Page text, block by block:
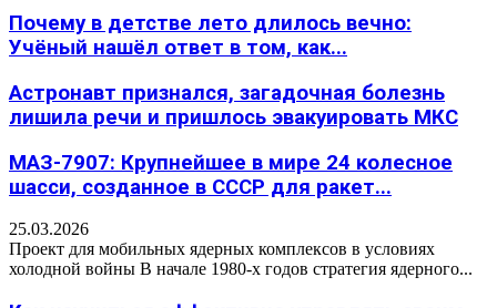
Почему в детстве лето длилось вечно:
Учёный нашёл ответ в том, как...
Астронавт признался, загадочная болезнь
лишила речи и пришлось эвакуировать МКС
МАЗ-7907: Крупнейшее в мире 24 колесное
шасси, созданное в СССР для ракет...
25.03.2026
Проект для мобильных ядерных комплексов в условиях
холодной войны В начале 1980-х годов стратегия ядерного...